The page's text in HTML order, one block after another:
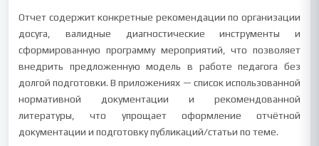
Отчет содержит конкретные рекомендации по организации
досуга, валидные диагностические инструменты и
сформированную программу мероприятий, что позволяет
внедрить предложенную модель в работе педагога без
долгой подготовки. В приложениях — список использованной
нормативной документации и рекомендованной
литературы, что упрощает оформление отчётной
документации и подготовку публикаций/статьи по теме.